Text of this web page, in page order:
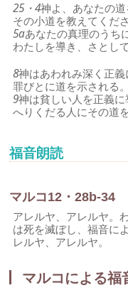
25・4神よ、あなたの道
その小道を教えてくださ
5aあなたの真理のうちに
わたしを導き、さとし
8神はあわれみ深く正義
罪びとに道を示される。
9神は貧しい人を正義に
へりくだる人にその道
福音朗読
マルコ12・28b-34
アレルヤ、アレルヤ。
は死を滅ぼし、福音に
レルヤ、アレルヤ。
マルコによる福